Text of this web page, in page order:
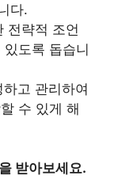
다.
전략적 조언
도록 돕습니
고 관리하여
수 있게 해
받아보세요.